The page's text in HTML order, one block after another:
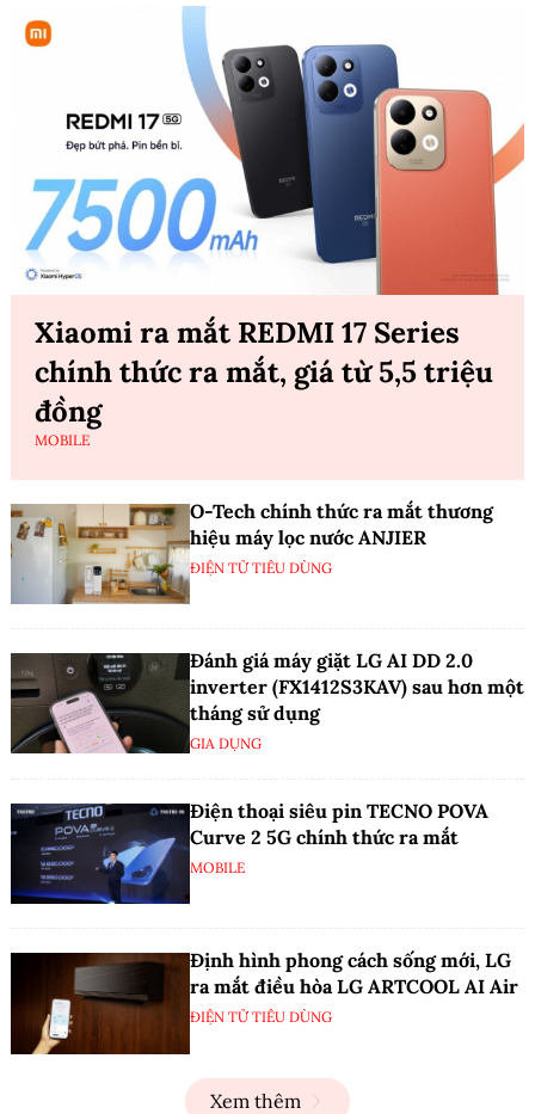
Xiaomi ra mắt REDMI 17 Series
chính thức ra mắt, giá từ 5,5 triệu
đồng
MOBILE
O-Tech chính thức ra mắt thương
hiệu máy lọc nước ANJIER
ĐIỆN TỬ TIÊU DÙNG
Đánh giá máy giặt LG AI DD 2.0
inverter (FX1412S3KAV) sau hơn một
tháng sử dụng
GIA DỤNG
Điện thoại siêu pin TECNO POVA
Curve 2 5G chính thức ra mắt
MOBILE
Định hình phong cách sống mới, LG
ra mắt điều hòa LG ARTCOOL AI Air
ĐIỆN TỬ TIÊU DÙNG
Xem thêm